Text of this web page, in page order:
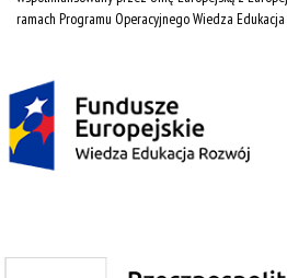
ramach Programu Operacyjnego Wiedza